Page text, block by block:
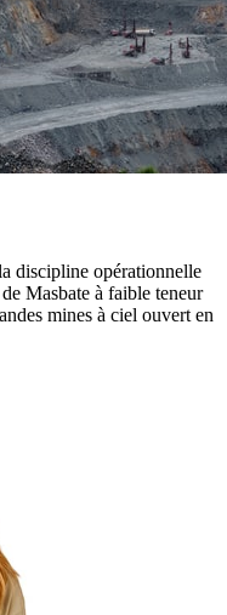
discipline opérationnelle
Masbate à faible teneur
mines à ciel ouvert en